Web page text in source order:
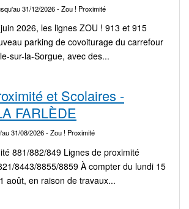
31/12/2026- Zou ! Proximité
2026, les lignes ZOU ! 913 et 915
parking de covoiturage du carrefour
sur-la-Sorgue, avec des...
et Scolaires -
FARLÈDE
31/08/2026- Zou ! Proximité
881/882/849 Lignes de proximité
8443/8855/8859 À compter du lundi 15
août, en raison de travaux...